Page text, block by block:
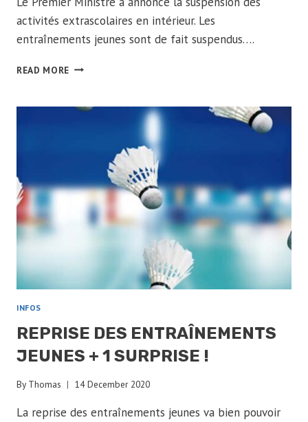
activités extrascolaires en intérieur. Les
entraînements jeunes sont de fait suspendus….
READ MORE SUSPENSION
JEUNES
INFOS
REPRISE DES ENTRAÎNEMENTS
JEUNES + 1 SURPRISE !
By Thomas 14 December 2020
La reprise des entraînements jeunes va bien pouvoir